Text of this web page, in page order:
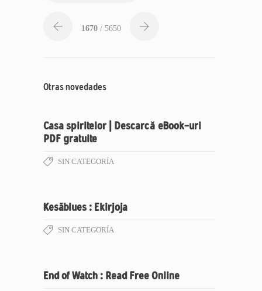
1670 / 5650
Otras novedades
Casa spiritelor | Descarcă eBook-uri
PDF gratuite
SIN CATEGORÍA
Kesäblues : Ekirjoja
SIN CATEGORÍA
End of Watch : Read Free Online